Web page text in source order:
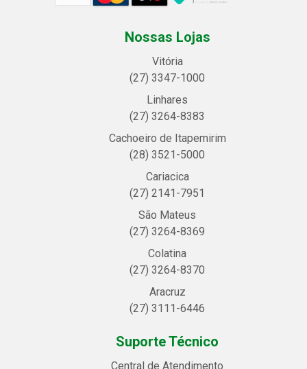
Nossas Lojas
Vitória
(27) 3347-1000
Linhares
(27) 3264-8383
Cachoeiro de Itapemirim
(28) 3521-5000
Cariacica
(27) 2141-7951
São Mateus
(27) 3264-8369
Colatina
(27) 3264-8370
Aracruz
(27) 3111-6446
Suporte Técnico
Central de Atendimento